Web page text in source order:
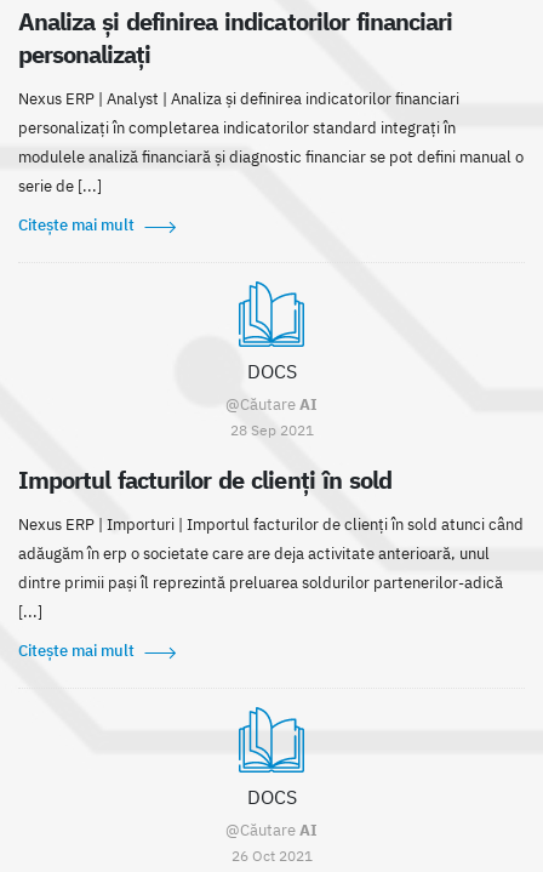
Analiza și definirea indicatorilor financiari
personalizați
Nexus ERP | Analyst | Analiza și definirea indicatorilor financiari
personalizați în completarea indicatorilor standard integrați în
modulele analiză financiară și diagnostic financiar se pot defini manual o
serie de [...]
Citește mai mult
DOCS
@CăutareAI
28 Sep 2021
Importul facturilor de clienți în sold
Nexus ERP | Importuri | Importul facturilor de clienți în sold atunci când
adăugăm în erp o societate care are deja activitate anterioară, unul
dintre primii pași îl reprezintă preluarea soldurilor partenerilor-adică
[...]
Citește mai mult
DOCS
@CăutareAI
26 Oct 2021